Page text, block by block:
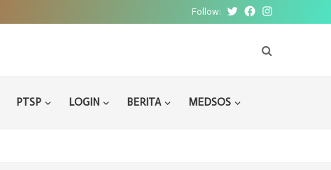
Follow: TwitterFacebookInstagram
PTSP LOGIN BERITA MEDSOS